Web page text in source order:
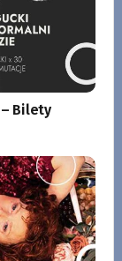
Bilety